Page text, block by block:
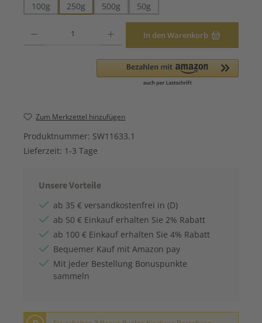
100g
250g 500g 50g
In den Warenkorb
Zum Merkzettel hinzufügen
Produktnummer: SW11633.1
Lieferzeit: 1-3 Tage
Unsere Vorteile
ab 35 € versandkostenfrei in (D)
ab 50 € Einkauf erhalten Sie 2% Rabatt
ab 100 € Einkauf erhalten Sie 4% Rabatt
Bequemer Kauf mit Amazon pay
Mit jeder Bestellung Bonuspunkte
sammeln